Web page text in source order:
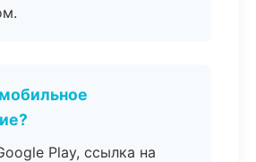
Play, ссылка на